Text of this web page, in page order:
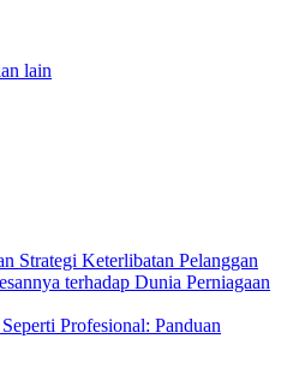
lain
Strategi Keterlibatan Pelanggan
terhadap Dunia Perniagaan
Profesional: Panduan